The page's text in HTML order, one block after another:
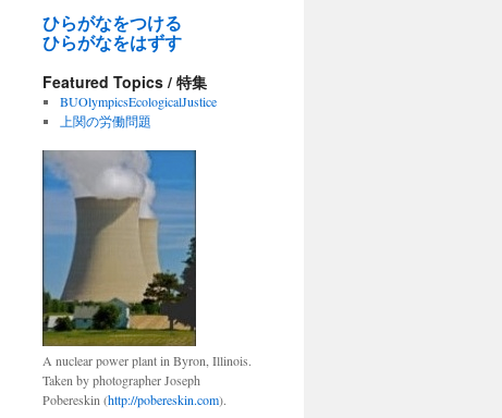
ひらがなをつける
ひらがなをはずす
Featured Topics / 特集
BUOlympicsEcologicalJustice
上関の労働問題
A nuclear power plant in Byron, Illinois.
Taken by photographer Joseph
Pobereskin (http://pobereskin.com).